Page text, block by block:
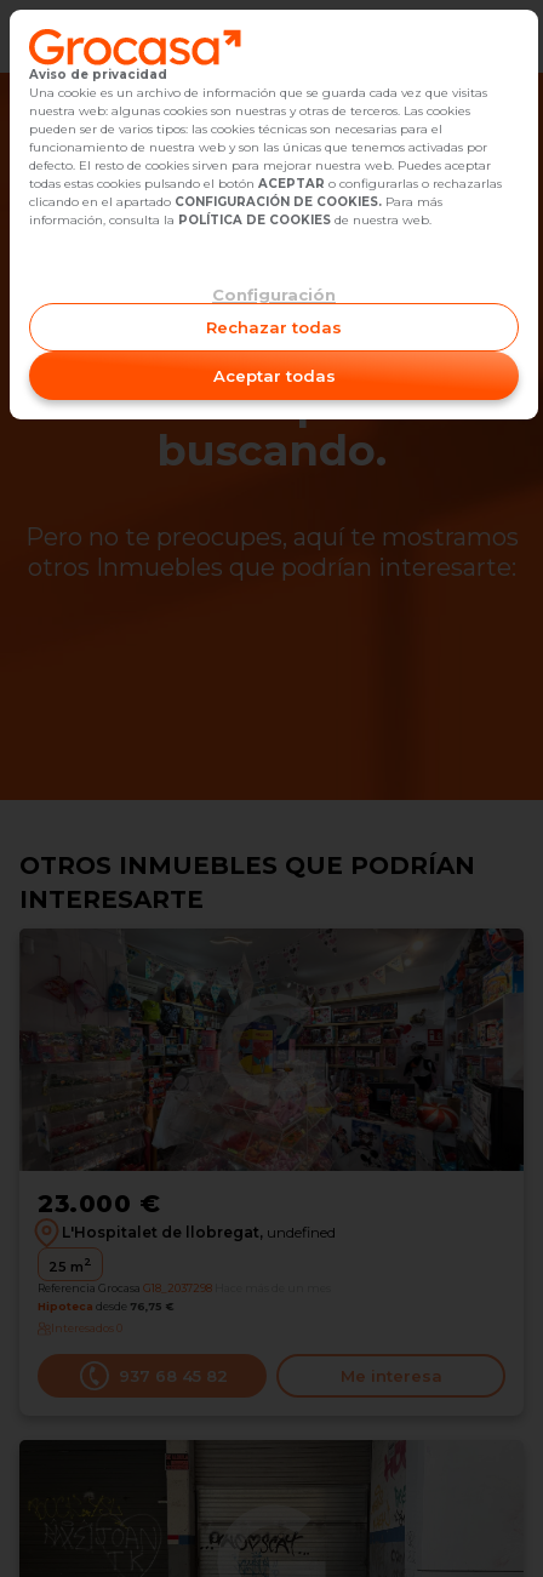
Vender
Buscar Inmuebles
Alquiler
Empleo
Oficinas
Contacto
¡Ups! Ya no está
disponible el
inmueble que estás
buscando.
Pero no te preocupes, aquí te mostramos
otros Inmuebles que podrían interesarte:
OTROS INMUEBLES QUE PODRÍAN
INTERESARTE
23.000 €
L'Hospitalet de llobregat, undefined
25 m2
Referencia Grocasa G18_2037298
Hipoteca desde 76,75 €
Interesados0
937 68 45 82 Me interesa
Aviso de privacidad
Una cookie es un archivo de información que se guarda cada vez que visitas
nuestra web: algunas cookies son nuestras y otras de terceros. Las cookies
pueden ser de varios tipos: las cookies técnicas son necesarias para el
funcionamiento de nuestra web y son las únicas que tenemos activadas por
defecto. El resto de cookies sirven para mejorar nuestra web. Puedes aceptar
todas estas cookies pulsando el botón ACEPTAR o configurarlas o rechazarlas
clicando en el apartado CONFIGURACIÓN DE COOKIES. Para más
información, consulta la POLÍTICA DE COOKIES de nuestra web.
Configuración
Rechazar todas
Aceptar todas